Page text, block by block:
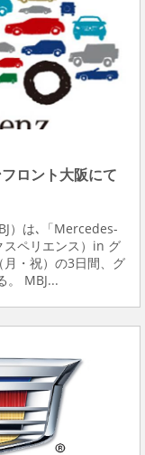
ロント大阪にて
）は､「Mercedes-
ペリエンス）in グ
・祝）の3日間、グ
。 MBJ...